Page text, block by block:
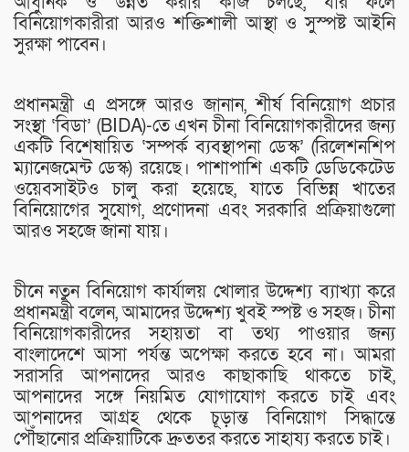
বিনিয়োগকারীরা আরও শক্তিশালী আস্থা ও সুস্পষ্ট আইনি
সুরক্ষা পাবেন।
প্রধানমন্ত্রী এ প্রসঙ্গে আরও জানান, শীর্ষ বিনিয়োগ প্রচার
সংস্থা ‘বিডা’ (BIDA)-তে এখন চীনা বিনিয়োগকারীদের জন্য
একটি বিশেষায়িত ‘সম্পর্ক ব্যবস্থাপনা ডেস্ক’ (রিলেশনশিপ
ম্যানেজমেন্ট ডেস্ক) রয়েছে। পাশাপাশি একটি ডেডিকেটেড
ওয়েবসাইটও চালু করা হয়েছে, যাতে বিভিন্ন খাতের
বিনিয়োগের সুযোগ, প্রণোদনা এবং সরকারি প্রক্রিয়াগুলো
আরও সহজে জানা যায়।
চীনে নতুন বিনিয়োগ কার্যালয় খোলার উদ্দেশ্য ব্যাখ্যা করে
প্রধানমন্ত্রী বলেন, আমাদের উদ্দেশ্য খুবই স্পষ্ট ও সহজ। চীনা
বিনিয়োগকারীদের সহায়তা বা তথ্য পাওয়ার জন্য
বাংলাদেশে আসা পর্যন্ত অপেক্ষা করতে হবে না। আমরা
সরাসরি আপনাদের আরও কাছাকাছি থাকতে চাই,
আপনাদের সঙ্গে নিয়মিত যোগাযোগ করতে চাই এবং
আপনাদের আগ্রহ থেকে চূড়ান্ত বিনিয়োগ সিদ্ধান্তে
পৌঁছানোর প্রক্রিয়াটিকে দ্রুততর করতে সাহায্য করতে চাই।